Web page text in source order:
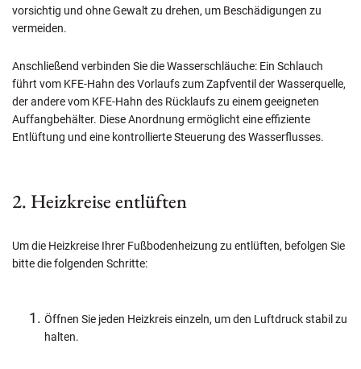
vorsichtig und ohne Gewalt zu drehen, um Beschädigungen zu
vermeiden.
Anschließend verbinden Sie die Wasserschläuche: Ein Schlauch
führt vom KFE-Hahn des Vorlaufs zum Zapfventil der Wasserquelle,
der andere vom KFE-Hahn des Rücklaufs zu einem geeigneten
Auffangbehälter. Diese Anordnung ermöglicht eine effiziente
Entlüftung und eine kontrollierte Steuerung des Wasserflusses.
2. Heizkreise entlüften
Um die Heizkreise Ihrer Fußbodenheizung zu entlüften, befolgen Sie
bitte die folgenden Schritte:
Öffnen Sie jeden Heizkreis einzeln, um den Luftdruck stabil zu
halten.